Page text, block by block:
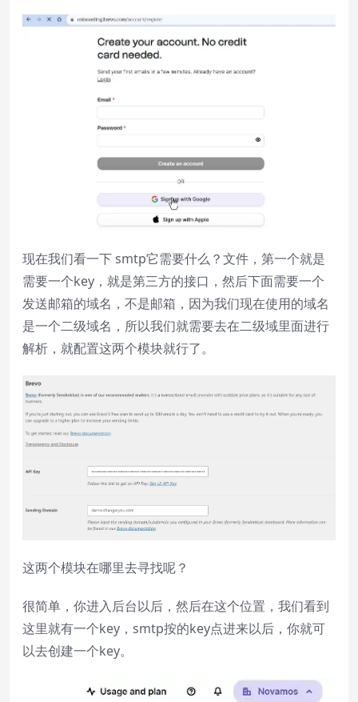
现在我们看一下 smtp它需要什么？文件，第一个就是
需要一个key，就是第三方的接口，然后下面需要一个
发送邮箱的域名，不是邮箱，因为我们现在使用的域名
是一个二级域名，所以我们就需要去在二级域里面进行
解析，就配置这两个模块就行了。
这两个模块在哪里去寻找呢？
很简单，你进入后台以后，然后在这个位置，我们看到
这里就有一个key，smtp按的key点进来以后，你就可
以去创建一个key。